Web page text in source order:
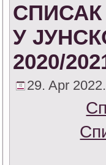
СПИСАК
У
2020/
29. Apr